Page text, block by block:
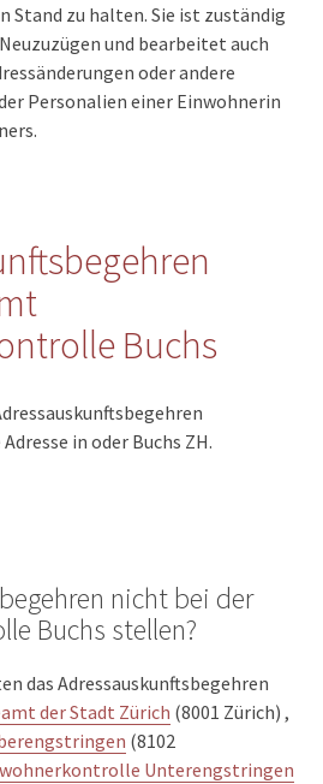
Stand zu halten. Sie ist zuständig
und bearbeitet auch
oder andere
Personalien einer Einwohnerin
Buchs
in oder Buchs ZH.
nicht bei der
Buchs stellen?
das Adressauskunftsbegehren
der Stadt Zürich (8001 Zürich) ,
(8102
Unterengstringen